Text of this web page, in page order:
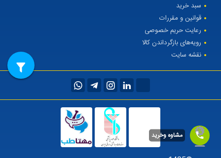
سبد خرید
قوانین و مقررات
رعایت حریم خصوصی
رویه‌های بازگرداندن کالا
نقشه سایت
مشاوه وخرید